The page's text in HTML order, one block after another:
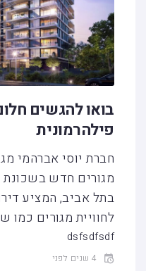
בואו להגשים
פילהרמונית
חברת יוסי אברהמי
מגורים חדש
לחוויית מגורים
dsfsdfsdf
4 שנים לפני